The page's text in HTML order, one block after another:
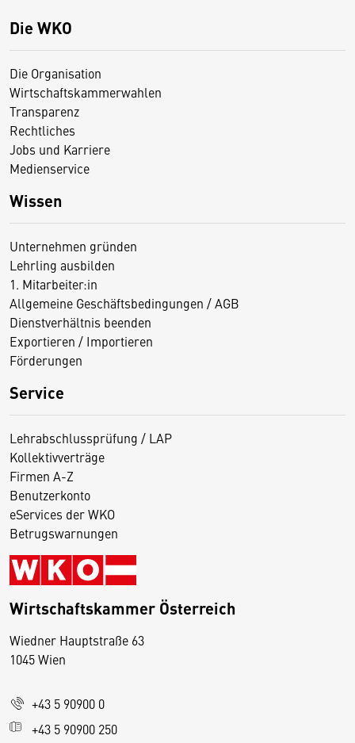
Die WKO
Die Organisation
Wirtschaftskammerwahlen
Transparenz
Rechtliches
Jobs und Karriere
Medienservice
Wissen
Unternehmen gründen
Lehrling ausbilden
1. Mitarbeiter:in
Allgemeine Geschäftsbedingungen / AGB
Dienstverhältnis beenden
Exportieren / Importieren
Förderungen
Service
Lehrabschlussprüfung / LAP
Kollektivverträge
Firmen A-Z
Benutzerkonto
eServices der WKO
Betrugswarnungen
Wirtschaftskammer Österreich
Wiedner Hauptstraße 63
1045 Wien
+43 5 90900 0
+43 5 90900 250
D
s
e